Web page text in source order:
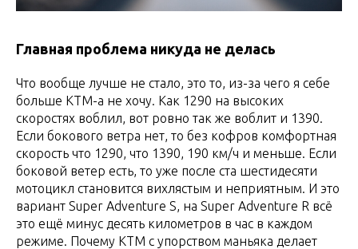
Главная проблема никуда не делась
Что вообще лучше не стало, это то, из-за чего я себе
больше КТМ-а не хочу. Как 1290 на высоких
скоростях воблил, вот ровно так же воблит и 1390.
Если бокового ветра нет, то без кофров комфортная
скорость что 1290, что 1390, 190 км/ч и меньше. Если
боковой ветер есть, то уже после ста шестидесяти
мотоцикл становится вихлястым и неприятным. И это
вариант Super Adventure S, на Super Adventure R всё
это ещё минус десять километров в час в каждом
режиме. Почему КТМ с упорством маньяка делает